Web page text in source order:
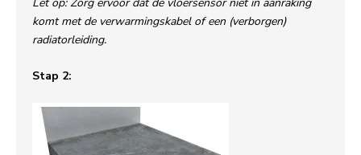
komt met de verwarmingskabel of een (verborgen)
radiatorleiding.
Stap 2: